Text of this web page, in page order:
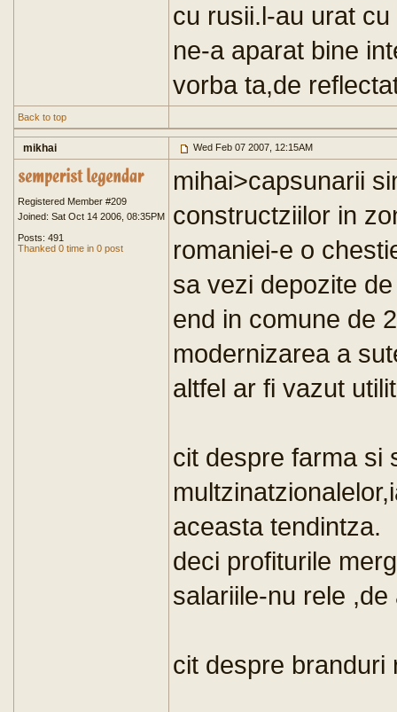
cu rusii.l-au urat
ne-a aparat bine
vorba ta,de
Back to top
mikhai Wed Feb 07 2007, 12:15AM
Registered Member #209
Joined: Sat Oct 14 2006, 08:35PM
Posts: 491
Thanked 0 time in 0 post
mihai>capsunarii
constructziilor in
romaniei-e o
sa vezi depozite
end in comune de
modernizarea a
altfel ar fi vazut
cit despre farma si
aceasta tendintza.
deci profiturile
salariile-nu rele ,de
cit despre branduri